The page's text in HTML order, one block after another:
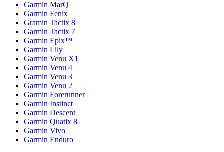
Garmin MarQ
Garmin Fenix
Gramin Tactix 8
Garmin Tactix 7
Garmin Epix™
Garmin Lily
Garmin Venu X1
Garmin Venu 4
Garmin Venu 3
Garmin Venu 2
Garmin Forerunner
Garmin Instinct
Garmin Descent
Garmin Quatix 8
Garmin Vivo
Garmin Enduro